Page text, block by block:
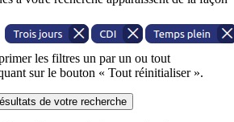
les filtres un par un ou tout
sur le bouton « Tout réinitialiser ».
de votre recherche